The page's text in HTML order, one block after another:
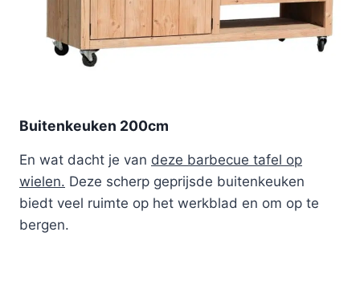
Buitenkeuken 200cm
En wat dacht je van deze barbecue tafel op
wielen. Deze scherp geprijsde buitenkeuken
biedt veel ruimte op het werkblad en om op te
bergen.